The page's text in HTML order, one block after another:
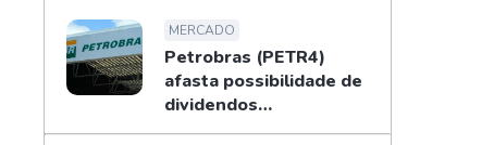
MERCADO
Petrobras (PETR4)
afasta possibilidade de
dividendos
extraordinários em